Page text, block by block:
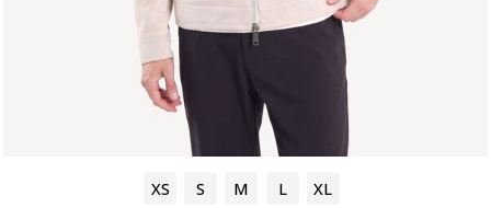
XS S M L XL